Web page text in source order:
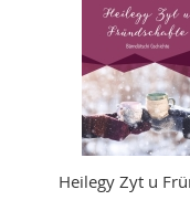
Heilegy Zyt u